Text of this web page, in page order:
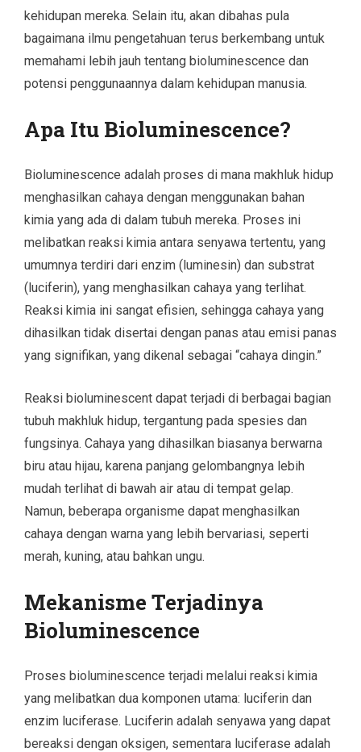
kehidupan mereka. Selain itu, akan dibahas pula
bagaimana ilmu pengetahuan terus berkembang untuk
memahami lebih jauh tentang bioluminescence dan
potensi penggunaannya dalam kehidupan manusia.
Apa Itu Bioluminescence?
Bioluminescence adalah proses di mana makhluk hidup
menghasilkan cahaya dengan menggunakan bahan
kimia yang ada di dalam tubuh mereka. Proses ini
melibatkan reaksi kimia antara senyawa tertentu, yang
umumnya terdiri dari enzim (luminesin) dan substrat
(luciferin), yang menghasilkan cahaya yang terlihat.
Reaksi kimia ini sangat efisien, sehingga cahaya yang
dihasilkan tidak disertai dengan panas atau emisi panas
yang signifikan, yang dikenal sebagai “cahaya dingin.”
Reaksi bioluminescent dapat terjadi di berbagai bagian
tubuh makhluk hidup, tergantung pada spesies dan
fungsinya. Cahaya yang dihasilkan biasanya berwarna
biru atau hijau, karena panjang gelombangnya lebih
mudah terlihat di bawah air atau di tempat gelap.
Namun, beberapa organisme dapat menghasilkan
cahaya dengan warna yang lebih bervariasi, seperti
merah, kuning, atau bahkan ungu.
Mekanisme Terjadinya
Bioluminescence
Proses bioluminescence terjadi melalui reaksi kimia
yang melibatkan dua komponen utama: luciferin dan
enzim luciferase. Luciferin adalah senyawa yang dapat
bereaksi dengan oksigen, sementara luciferase adalah